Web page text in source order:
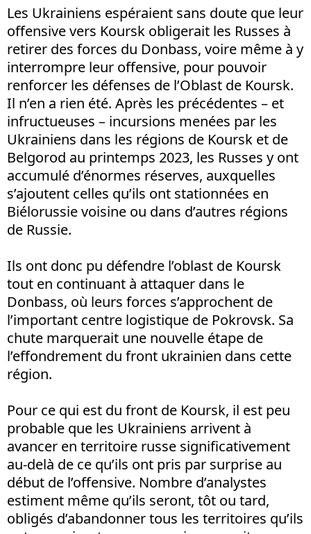
Les Ukrainiens espéraient sans doute que leur
offensive vers Koursk obligerait les Russes à
retirer des forces du Donbass, voire même à y
interrompre leur offensive, pour pouvoir
renforcer les défenses de l’Oblast de Koursk.
Il n’en a rien été. Après les précédentes – et
infructueuses – incursions menées par les
Ukrainiens dans les régions de Koursk et de
Belgorod au printemps 2023, les Russes y ont
accumulé d’énormes réserves, auxquelles
s’ajoutent celles qu’ils ont stationnées en
Biélorussie voisine ou dans d’autres régions
de Russie.
Ils ont donc pu défendre l’oblast de Koursk
tout en continuant à attaquer dans le
Donbass, où leurs forces s’approchent de
l’important centre logistique de Pokrovsk. Sa
chute marquerait une nouvelle étape de
l’effondrement du front ukrainien dans cette
région.
Pour ce qui est du front de Koursk, il est peu
probable que les Ukrainiens arrivent à
avancer en territoire russe significativement
au-delà de ce qu’ils ont pris par surprise au
début de l’offensive. Nombre d’analystes
estiment même qu’ils seront, tôt ou tard,
obligés d’abandonner tous les territoires qu’ils